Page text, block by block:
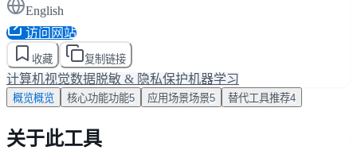
English
访问网站
收藏 复制链接
计算机视觉数据脱敏 & 隐私保护机器学习
概览概览 核心功能功能5 应用场景场景5 替代工具推荐4
关于此工具